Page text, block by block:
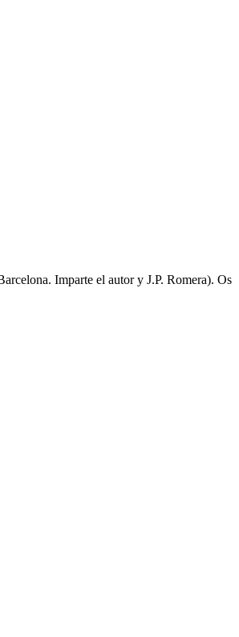
Imparte el autor y J.P. Romera). Os